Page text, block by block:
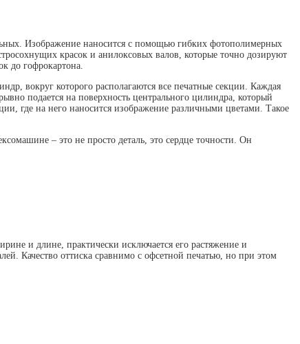
Изображение наносится с помощью гибких фотополимерных
красок и анилоксовых валов, которые точно дозируют
до гофрокартона.
вокруг которого располагаются все печатные секции. Каждая
подается на поверхность центрального цилиндра, который
где на него наносится изображение различными цветами. Такое
– это не просто деталь, это сердце точности. Он
и длине, практически исключается его растяжение и
Качество оттиска сравнимо с офсетной печатью, но при этом